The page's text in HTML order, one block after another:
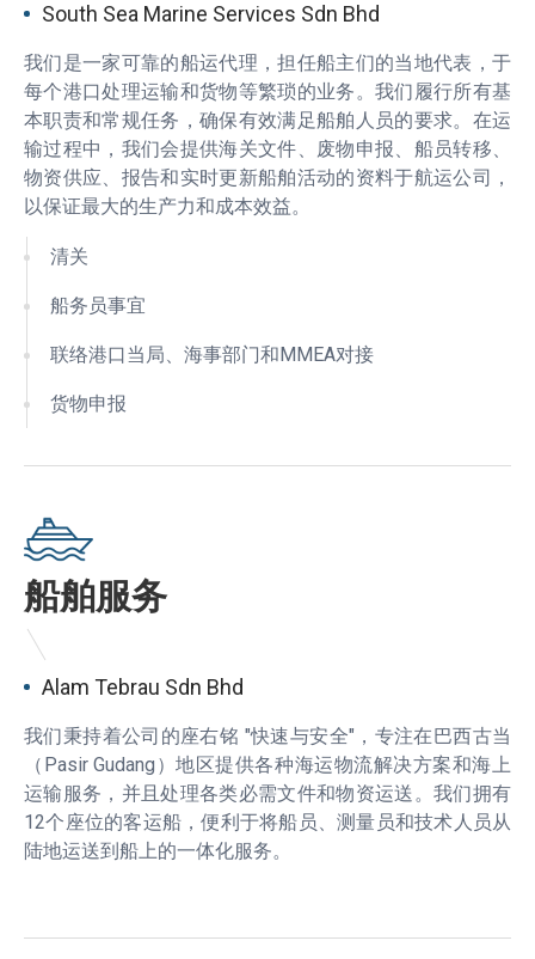
South Sea Marine Services Sdn Bhd
我们是一家可靠的船运代理，担任船主们的当地代表，于
每个港口处理运输和货物等繁琐的业务。我们履行所有基
本职责和常规任务，确保有效满足船舶人员的要求。在运
输过程中，我们会提供海关文件、废物申报、船员转移、
物资供应、报告和实时更新船舶活动的资料于航运公司，
以保证最大的生产力和成本效益。
清关
船务员事宜
联络港口当局、海事部门和MMEA对接
货物申报
船舶服务
Alam Tebrau Sdn Bhd
我们秉持着公司的座右铭 "快速与安全"，专注在巴西古当
（Pasir Gudang）地区提供各种海运物流解决方案和海上
运输服务，并且处理各类必需文件和物资运送。我们拥有
12个座位的客运船，便利于将船员、测量员和技术人员从
陆地运送到船上的一体化服务。